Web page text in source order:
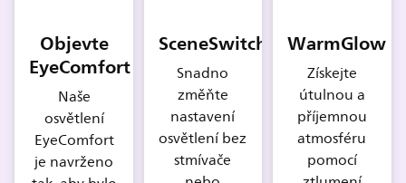
Objevte
EyeComfort
Naše
osvětlení
EyeComfort
je navrženo
SceneSwitch
Snadno
změňte
nastavení
osvětlení bez
stmívače
WarmGlow
Získejte
útulnou a
příjemnou
atmosféru
pomocí